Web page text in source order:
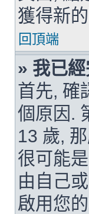
獲得新
回頂端
» 我已
首先, 確
個原因.
13 歲,
很可能
由自己
啟用您